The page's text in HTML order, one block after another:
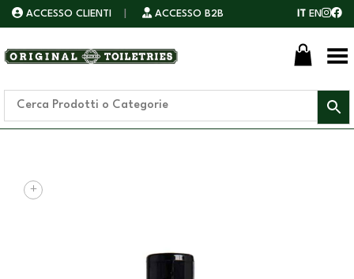
ACCESSO CLIENTI ACCESSO B2B IT EN
Toggle Menu
+